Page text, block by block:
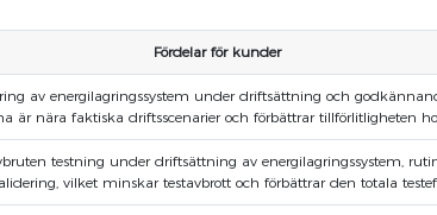
Fördelar för kunder
av energilagringssystem under driftsättning och
är nära faktiska driftsscenarier och förbättrar tillförlitligheten
testning under driftsättning av energilagringssystem,
vilket minskar testavbrott och förbättrar den totala